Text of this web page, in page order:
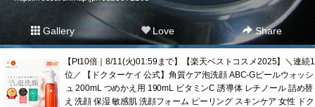
Gallery Love Share
【Pt10倍｜8/11(火)01:59まで】【楽天ベストコスメ2025】＼連続1
位／ 【ドクターケイ 公式】角質ケア泡洗顔 ABC-Gピールウォッシ
ュ 200mL つめかえ用 190mL ビタミンC 誘導体 レチノール 詰め替
え 洗顔 保湿 敏感肌 洗顔フォーム ピーリング スキンケア 女性 ドク